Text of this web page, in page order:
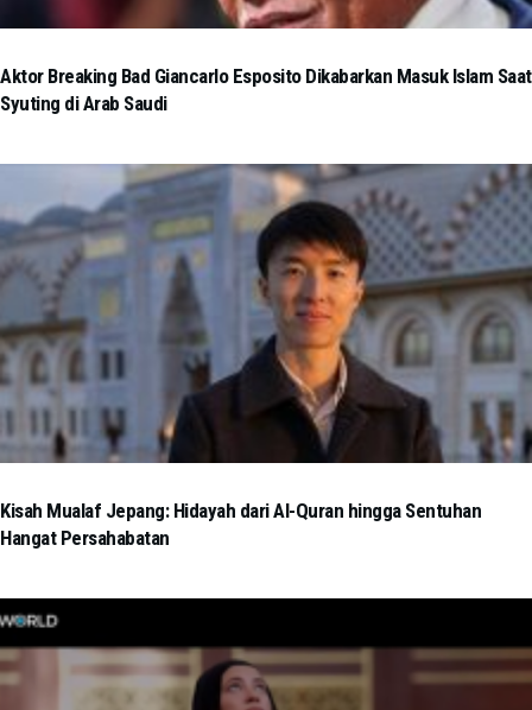
Aktor Breaking Bad Giancarlo Esposito Dikabarkan Masuk Islam Saat
Syuting di Arab Saudi
Kisah Mualaf Jepang: Hidayah dari Al-Quran hingga Sentuhan
Hangat Persahabatan